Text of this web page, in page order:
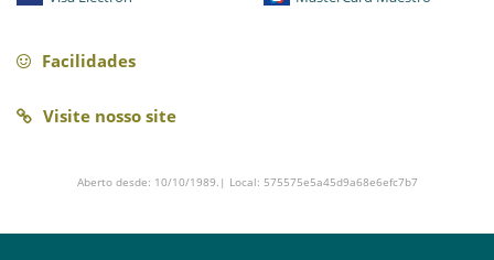
Facilidades
Visite nosso site
Aberto desde: 10/10/1989.| Local: 575575e5a45d9a68e6efc7b7